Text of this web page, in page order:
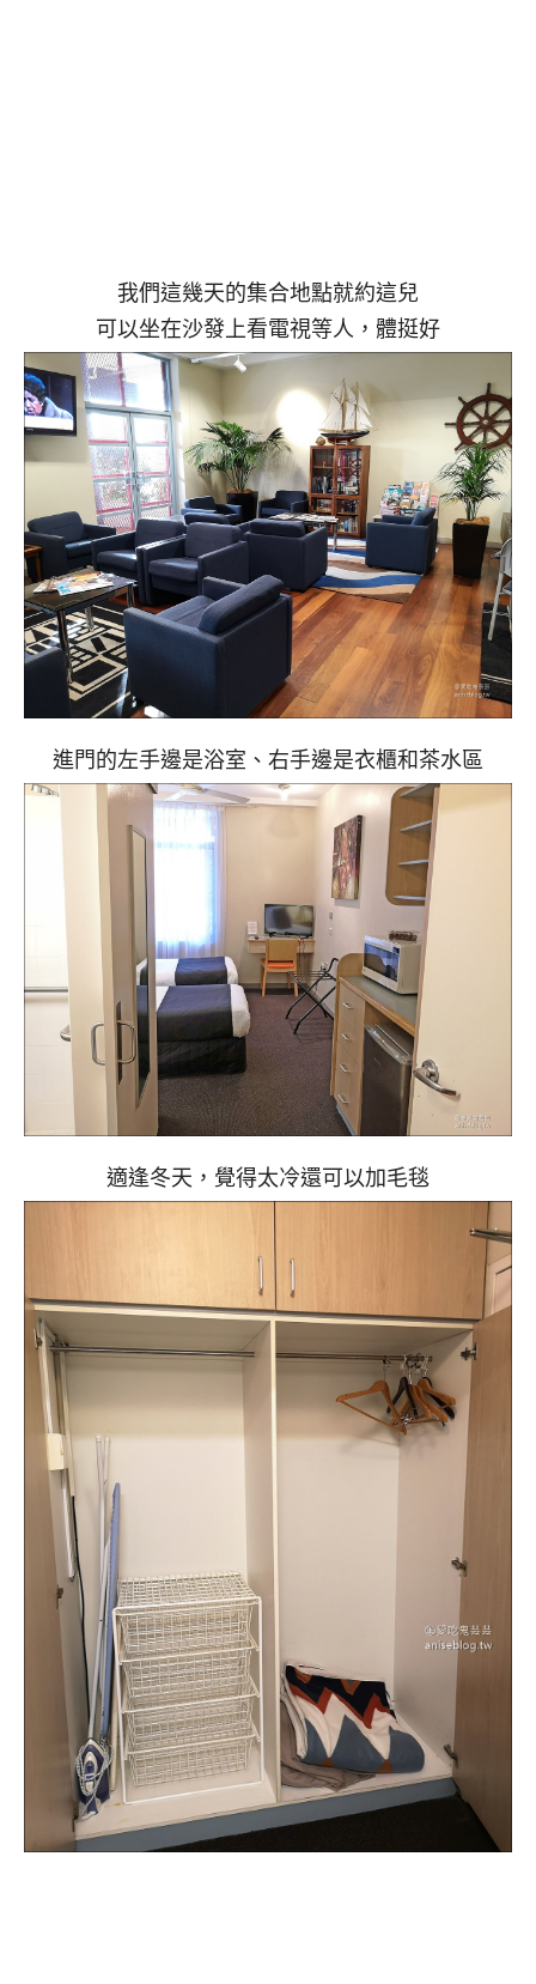
我們這幾天的集合地點就約這兒
可以坐在沙發上看電視等人，體挺好
進門的左手邊是浴室、右手邊是衣櫃和茶水區
適逢冬天，覺得太冷還可以加毛毯